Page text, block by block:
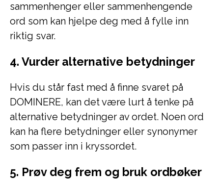
sammenhenger eller sammenhengende
ord som kan hjelpe deg med å fylle inn
riktig svar.
4. Vurder alternative betydninger
Hvis du står fast med å finne svaret på
DOMINERE, kan det være lurt å tenke på
alternative betydninger av ordet. Noen ord
kan ha flere betydninger eller synonymer
som passer inn i kryssordet.
5. Prøv deg frem og bruk ordbøker